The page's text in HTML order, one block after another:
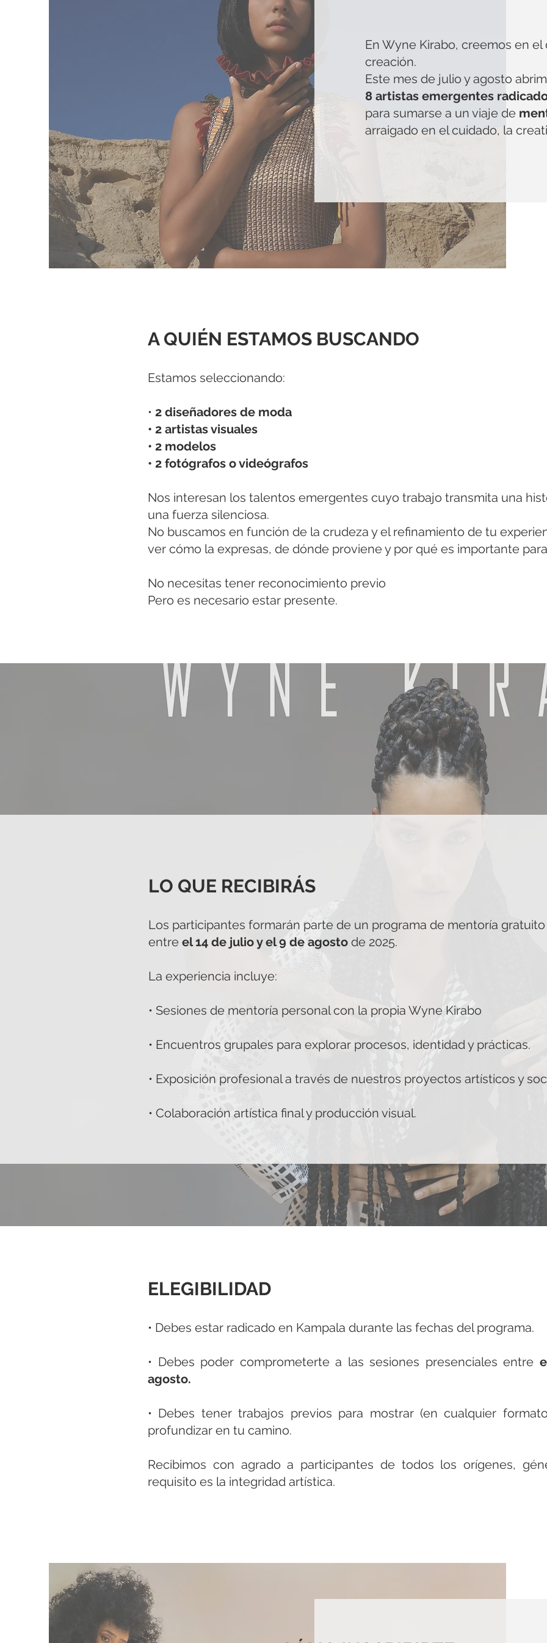
En Wyne Kirabo, creemos en
creación.
Este mes de julio y agosto
8 artistas emergentes
para sumarse a un viaje de
arraigado en el cuidado, la
A QUIÉN ESTAMOS BUSCANDO
Estamos seleccionando:
• 2 diseñadores de moda
• 2 artistas visuales
• 2 modelos
• 2 fotógrafos o videógrafos
Nos interesan los talentos emergentes cuyo trabajo transmita una
una fuerza silenciosa.
No buscamos en función de la crudeza y el refinamiento de tu
ver cómo la expresas, de dónde proviene y por qué es importante
No necesitas tener reconocimiento previo
Pero es necesario estar presente.
LO QUE RECIBIRÁS
Los participantes formarán parte de un programa de mentoría
entre el 14 de julio y el 9 de agosto de 2025.
La experiencia incluye:
• Sesiones de mentoría personal con la propia Wyne Kirabo
• Encuentros grupales para explorar procesos, identidad y prácticas.
• Exposición profesional a través de nuestros proyectos artísticos y
• Colaboración artística final y producción visual.
ELEGIBILIDAD
• Debes estar radicado en Kampala durante las fechas del programa.
• Debes poder comprometerte a las sesiones presenciales entre
agosto.
• Debes tener trabajos previos para mostrar (en cualquier
profundizar en tu camino.
Recibimos con agrado a participantes de todos los orígenes,
requisito es la integridad artística.